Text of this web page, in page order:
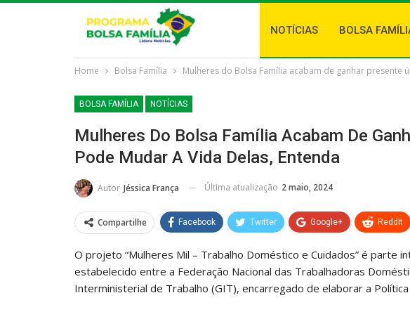
NOTÍCIAS BOLSA
Home Bolsa Família Mulheres do Bolsa Família acabam de ganhar presente
BOLSA FAMÍLIA NOTÍCIAS
Mulheres Do Bolsa Família Acabam De
Pode Mudar A Vida Delas, Entenda
Autor Jéssica França Última atualização 2 maio, 2024
Compartilhe Facebook Twitter Google+ ReddIt
O projeto “Mulheres Mil – Trabalho Doméstico e Cuidados” é parte
estabelecido entre a Federação Nacional das Trabalhadoras
Interministerial de Trabalho (GIT), encarregado de elaborar a Política